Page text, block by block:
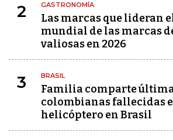
2 GASTRONOMÍA
Las marcas que lideran
mundial de las marcas
valiosas en 2026
3 BRASIL
Familia comparte
colombianas fallecidas
helicóptero en Brasil